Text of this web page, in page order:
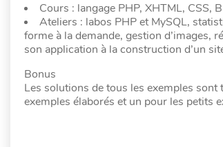
Cours : langage PHP, XHTML, CSS,
Ateliers : labos PHP et MySQL,
forme à la demande, gestion d’images,
son application à la construction d’un
Bonus
Les solutions de tous les exemples
exemples élaborés et un pour les petits